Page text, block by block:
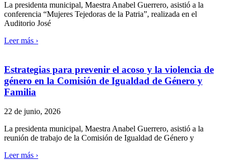
La presidenta municipal, Maestra Anabel Guerrero, asistió a la
conferencia “Mujeres Tejedoras de la Patria”, realizada en el
Auditorio José
Leer más ›
Estrategias para prevenir el acoso y la violencia de
género en la Comisión de Igualdad de Género y
Familia
22 de junio, 2026
La presidenta municipal, Maestra Anabel Guerrero, asistió a la
reunión de trabajo de la Comisión de Igualdad de Género y
Leer más ›